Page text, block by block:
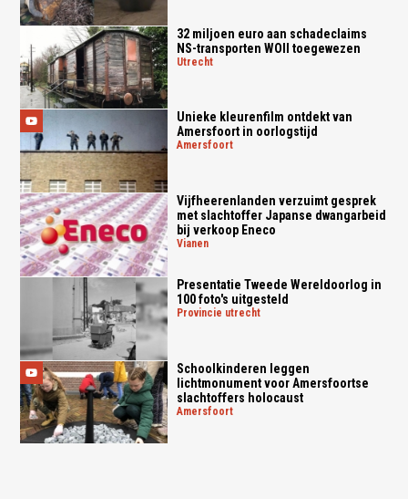
32 miljoen euro aan schadeclaims
NS-transporten WOII toegewezen
utrecht
Unieke kleurenfilm ontdekt van
Amersfoort in oorlogstijd
amersfoort
Vijfheerenlanden verzuimt gesprek
met slachtoffer Japanse dwangarbeid
bij verkoop Eneco
vianen
Presentatie Tweede Wereldoorlog in
100 foto's uitgesteld
provincie utrecht
Schoolkinderen leggen
lichtmonument voor Amersfoortse
slachtoffers holocaust
amersfoort